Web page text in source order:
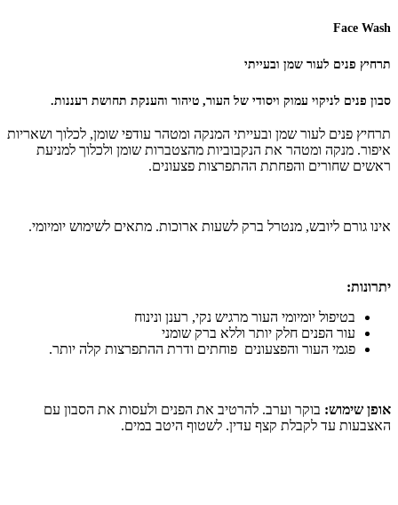
Face Wash
תרחיץ פנים לעור שמן ובעייתי
סבון פנים לניקוי עמוק ויסודי של העור, טיהור והענקת תחושת רעננות.
תרחיץ פנים לעור שמן ובעייתי המנקה ומטהר עודפי שומן, לכלוך ושאריות
איפור. מנקה ומטהר את הנקבוביות מהצטברות שומן ולכלוך למניעת
ראשים שחורים והפחתת ההתפרצות פצעונים.
אינו גורם ליובש, מנטרל ברק לשעות ארוכות. מתאים לשימוש יומיומי.
יתרונות:
בטיפול יומיומי העור מרגיש נקי, רענן ונינוח
עור הפנים חלק יותר וללא ברק שומני
פגמי העור והפצעונים פוחתים ודרת ההתפרצות קלה יותר.
אופן שימוש: בוקר וערב. להרטיב את הפנים ולעסות את הסבון עם
האצבעות עד לקבלת קצף עדין. לשטוף היטב במים.